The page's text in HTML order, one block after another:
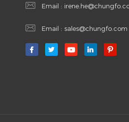
Email :
Email : sales@chungfo.com